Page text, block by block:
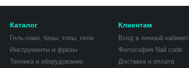
Каталог
Гель-лаки, базы, топы, гели
Инструменты и фрезы
Техника и оборудование
Клиентам
Вход в личный кабинет
Философия Nail сode
Доставка и оплата